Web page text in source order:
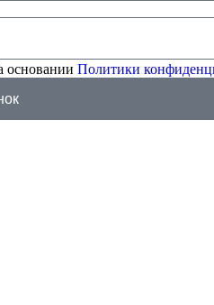
основании Политики